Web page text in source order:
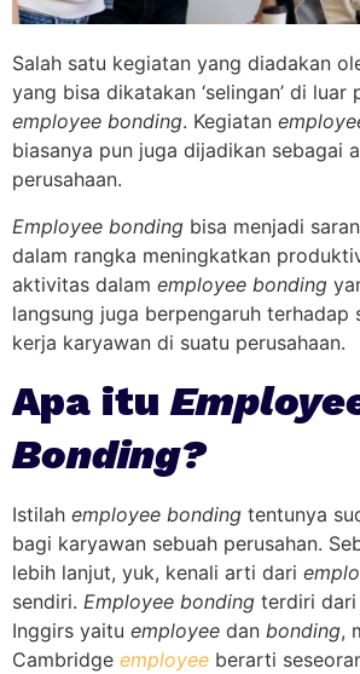
Salah satu kegiatan yang diadakan
yang bisa dikatakan ‘selingan’ di luar
employee bonding. Kegiatan
biasanya pun juga dijadikan sebagai
perusahaan.
Employee bonding bisa menjadi
dalam rangka meningkatkan
aktivitas dalam employee bonding
langsung juga berpengaruh terhadap
kerja karyawan di suatu perusahaan.
Apa itu
Bonding?
Istilah employee bonding tentunya
bagi karyawan sebuah perusahan.
lebih lanjut, yuk, kenali arti dari
sendiri. Employee bonding terdiri dari
Inggirs yaitu employee dan bonding,
Cambridge employee berarti